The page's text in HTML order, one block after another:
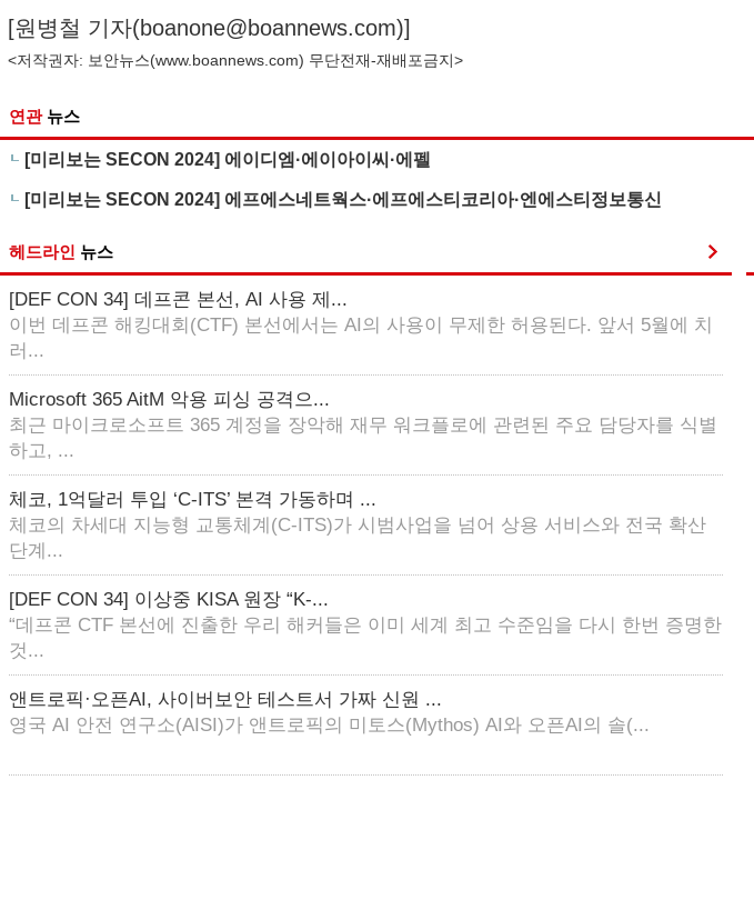
[원병철 기자(boanone@boannews.com)]
<저작권자: 보안뉴스(www.boannews.com) 무단전재-재배포금지>
연관 뉴스
[미리보는 SECON 2024] 에이디엠·에이아이씨·에펠
[미리보는 SECON 2024] 에프에스네트웍스·에프에스티코리아·엔에스티정보통신
헤드라인 뉴스
[DEF CON 34] 데프콘 본선, AI 사용 제...
이번 데프콘 해킹대회(CTF) 본선에서는 AI의 사용이 무제한 허용된다. 앞서 5월에 치
러...
Microsoft 365 AitM 악용 피싱 공격으...
최근 마이크로소프트 365 계정을 장악해 재무 워크플로에 관련된 주요 담당자를 식별
하고, ...
체코, 1억달러 투입 ‘C-ITS’ 본격 가동하며 ...
체코의 차세대 지능형 교통체계(C-ITS)가 시범사업을 넘어 상용 서비스와 전국 확산
단계...
[DEF CON 34] 이상중 KISA 원장 “K-...
“데프콘 CTF 본선에 진출한 우리 해커들은 이미 세계 최고 수준임을 다시 한번 증명한
것...
앤트로픽·오픈AI, 사이버보안 테스트서 가짜 신원 ...
영국 AI 안전 연구소(AISI)가 앤트로픽의 미토스(Mythos) AI와 오픈AI의 솔(...